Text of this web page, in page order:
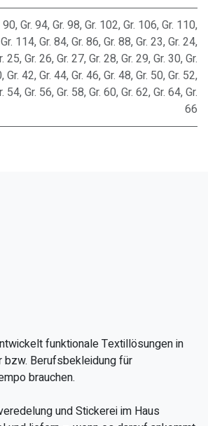
90,Gr. 94,Gr. 98,Gr. 102,Gr. 106,Gr. 110,
Gr. 114,Gr. 84,Gr. 86,Gr. 88,Gr. 23,Gr. 24,
25,Gr. 26,Gr. 27,Gr. 28,Gr. 29,Gr. 30,Gr.
,Gr. 42,Gr. 44,Gr. 46,Gr. 48,Gr. 50,Gr. 52,
54,Gr. 56,Gr. 58,Gr. 60,Gr. 62,Gr. 64,Gr.
66
funktionale Textillösungen in
bzw. Berufsbekleidung für
brauchen.
und Stickerei im Haus